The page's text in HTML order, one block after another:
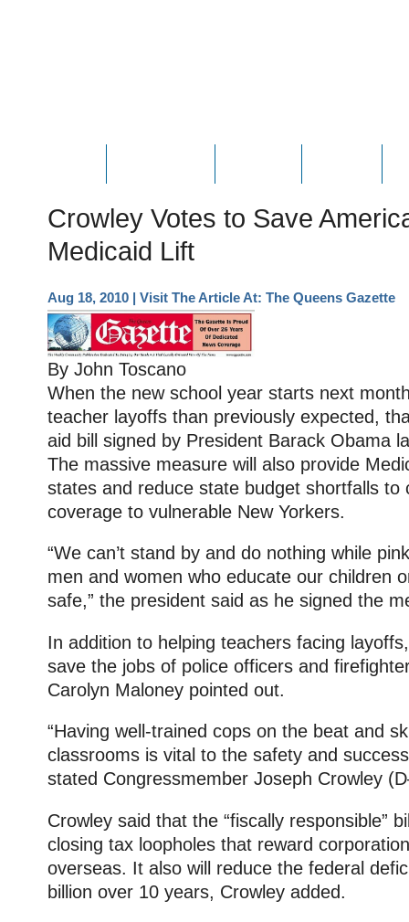
Crowley Votes to Save
Medicaid Lift
Aug 18, 2010 | Visit The Article At: The Queens Gazette
By John Toscano
When the new school year starts next
teacher layoffs than previously expected,
aid bill signed by President Barack Obama
The massive measure will also provide
states and reduce state budget shortfalls to
coverage to vulnerable New Yorkers.
“We can’t stand by and do nothing while
men and women who educate our children
safe,” the president said as he signed the
In addition to helping teachers facing
save the jobs of police officers and
Carolyn Maloney pointed out.
“Having well-trained cops on the beat and
classrooms is vital to the safety and
stated Congressmember Joseph Crowley
Crowley said that the “fiscally responsible”
closing tax loopholes that reward
overseas. It also will reduce the federal
billion over 10 years, Crowley added.